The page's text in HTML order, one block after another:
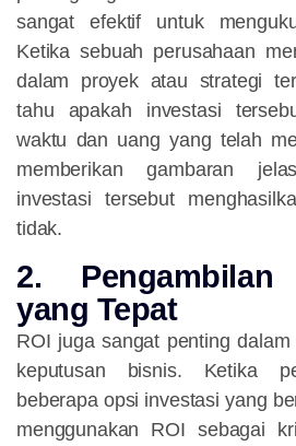
sangat efektif untuk
Ketika sebuah perusahaan
dalam proyek atau strategi
tahu apakah investasi
waktu dan uang yang telah
memberikan gambaran
investasi tersebut
tidak.
2. Pengambilan
yang Tepat
ROI juga sangat penting
keputusan bisnis. Ketika
beberapa opsi investasi yang
menggunakan ROI sebagai